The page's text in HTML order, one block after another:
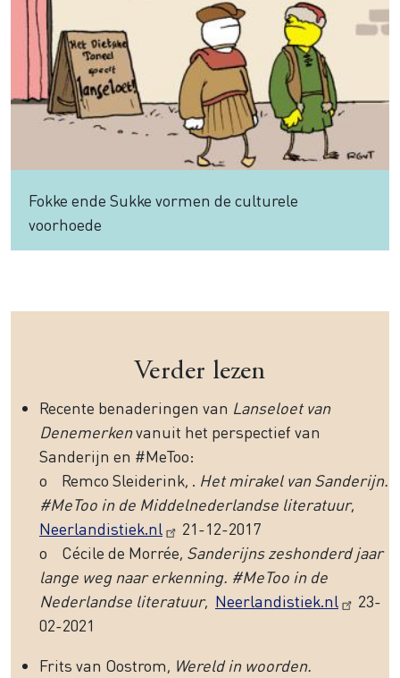
Fokke ende Sukke vormen de culturele
voorhoede
Verder lezen
Recente benaderingen van Lanseloet van
Denemerkenvanuit het perspectief van
Sanderijn en #MeToo:
o Remco Sleiderink, . Het mirakel van Sanderijn.
#MeToo in de Middelnederlandse literatuur,
Neerlandistiek.nl
21-12-2017
o Cécile de Morrée, Sanderijns zeshonderd jaar
lange weg naar erkenning. #MeToo in de
Nederlandse literatuur, Neerlandistiek.nl
23-
02-2021
Frits van Oostrom, Wereld in woorden.